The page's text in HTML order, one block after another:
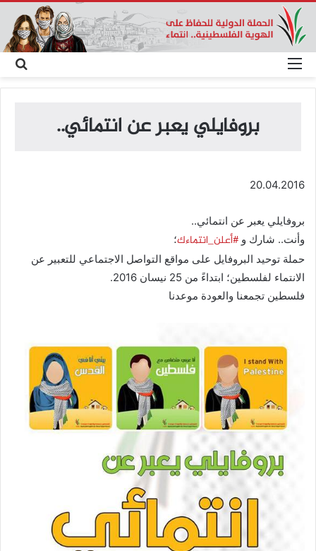
عن
القائمة
بروفايلي يعبر عن انتمائي..
20.04.2016
بروفايلي يعبر عن انتمائي..
وأنت.. شارك و ‫#‏أعلن_انتماءك‬؛
حملة توحيد البروفايل على مواقع التواصل الاجتماعي للتعبير عن
الانتماء لفلسطين؛ ابتداءً من 25 نيسان 2016.
فلسطين تجمعنا والعودة موعدنا